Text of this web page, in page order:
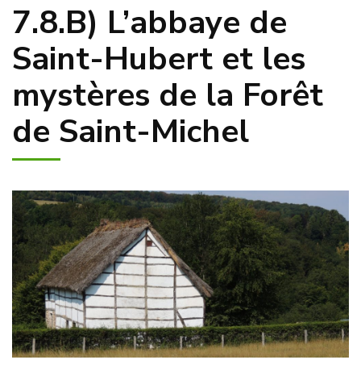
7.8.B) L’abbaye de
Saint-Hubert et les
mystères de la Forêt
de Saint-Michel